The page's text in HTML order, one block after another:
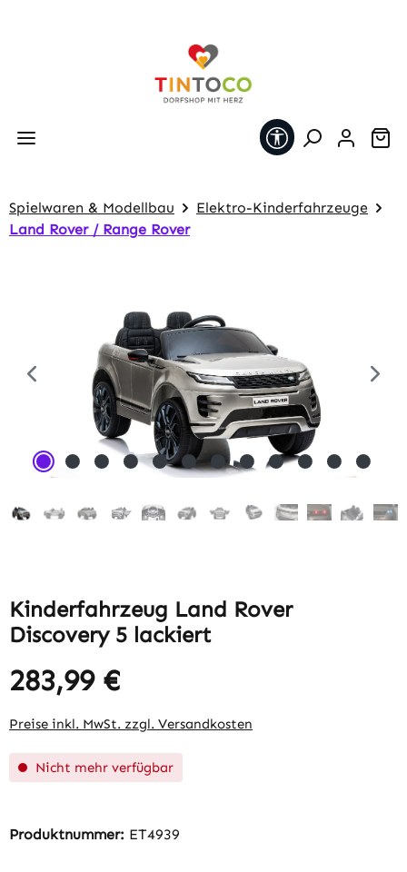
Werkzeugleiste
Spielwaren & Modellbau
Elektro-Kinderfahrzeuge
Land Rover / Range Rover
Kinderfahrzeug Land Rover
Discovery 5 lackiert
Regulärer Preis:
283,99 €
Preise inkl. MwSt. zzgl. Versandkosten
Nicht mehr verfügbar
Produktnummer: ET4939